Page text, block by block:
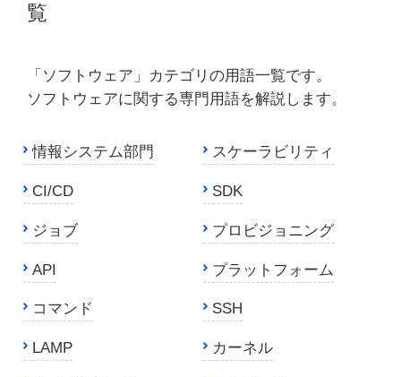
覧
「ソフトウェア」カテゴリの用語一覧です。
ソフトウェアに関する専門用語を解説します。
情報システム部門 スケーラビリティ
CI/CD SDK
ジョブ プロビジョニング
API プラットフォーム
コマンド SSH
LAMP カーネル